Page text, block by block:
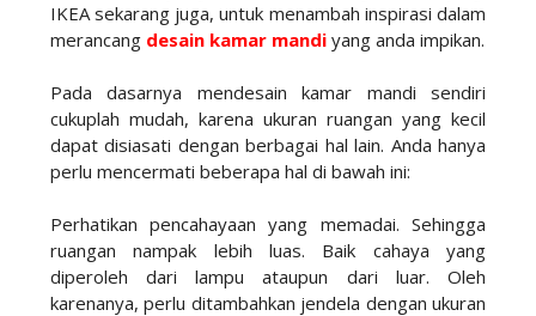
IKEA sekarang juga, untuk menambah inspirasi dalam
merancang desain kamar mandiyang anda impikan.
Pada dasarnya mendesain kamar mandi sendiri
cukuplah mudah, karena ukuran ruangan yang kecil
dapat disiasati dengan berbagai hal lain. Anda hanya
perlu mencermati beberapa hal di bawah ini:
Perhatikan pencahayaan yang memadai. Sehingga
ruangan nampak lebih luas. Baik cahaya yang
diperoleh dari lampu ataupun dari luar. Oleh
karenanya, perlu ditambahkan jendela dengan ukuran